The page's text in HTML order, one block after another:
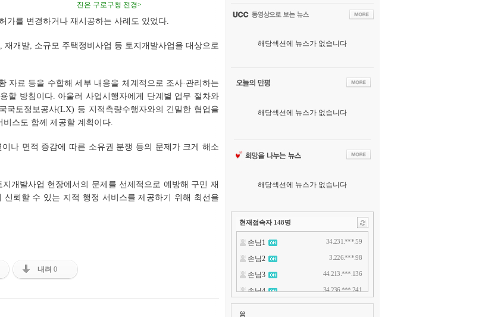
진은 구로구청 전경>
가를 변경하거나 재시공하는 사례도 있었다.
개발, 소규모 주택정비사업 등 토지개발사업을 대상으로
자료 등을 수합해 세부 내용을 체계적으로 조사·관리하는
할 방침이다. 아울러 사업시행자에게 단계별 업무 절차와
국토정보공사(LX) 등 지적측량수행자와의 긴밀한 협업을
스도 함께 제공할 계획이다.
나 면적 증감에 따른 소유권 분쟁 등의 문제가 크게 해소
개발사업 현장에서의 문제를 선제적으로 예방해 구민 재
뢰할 수 있는 지적 행정 서비스를 제공하기 위해 최선을
내려 0
해당섹션에 뉴스가 없습니다
해당섹션에 뉴스가 없습니다
해당섹션에 뉴스가 없습니다
현재접속자 148명